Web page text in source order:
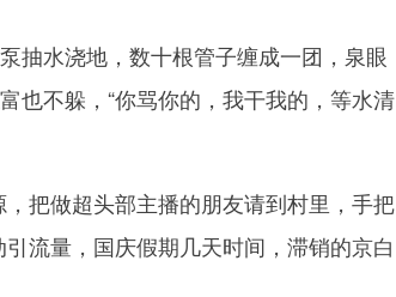
抽水浇地，数十根管子缠成一团，泉眼
也不躲，“你骂你的，我干我的，等水清
把做超头部主播的朋友请到村里，手把
流量，国庆假期几天时间，滞销的京白